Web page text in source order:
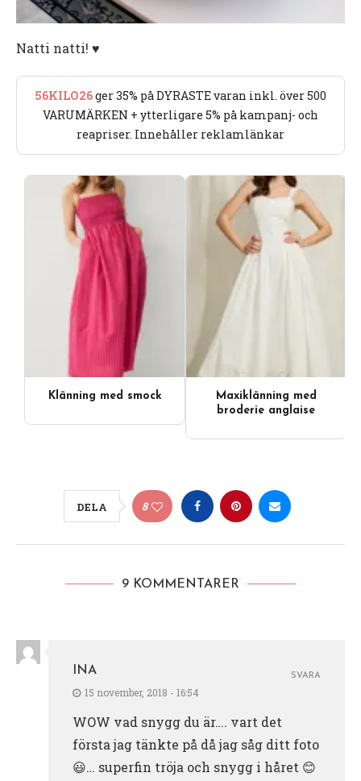
Natti natti! ♥️
56KILO26ger 35% på DYRASTE varan inkl. över 500
VARUMÄRKEN + ytterligare 5% på kampanj- och
reapriser. Innehåller reklamlänkar
Klänning med smock
Maxiklänning med
broderie anglaise
DELA 8
9 KOMMENTARER
INA
15 november, 2018 - 16:54
WOW vad snygg du är…. vart det
första jag tänkte på då jag såg ditt foto
😃… superfin tröja och snygg i håret 😊
SVARA